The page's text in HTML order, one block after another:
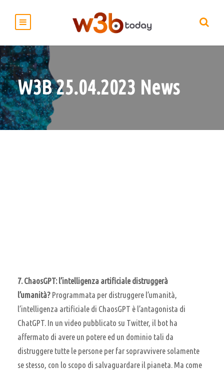
W3B 25.04.2023 News
7. ChaosGPT: l’intelligenza artificiale distruggerà
l’umanità? Programmata per distruggere l’umanità,
l’intelligenza artificiale di ChaosGPT è l’antagonista di
ChatGPT. In un video pubblicato su Twitter, il bot ha
affermato di avere un potere ed un dominio tali da
distruggere tutte le persone per far sopravvivere solamente
se stesso, con lo scopo di salvaguardare il pianeta. Ma come